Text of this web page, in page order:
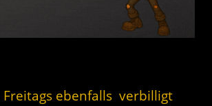
Freitags ebenfalls verbilligt